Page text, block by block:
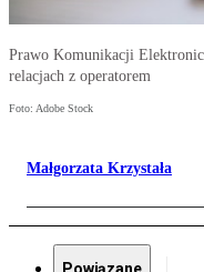
Prawo Komunikacji
relacjach z operatorem
Foto: Adobe Stock
Małgorzata Krzystała